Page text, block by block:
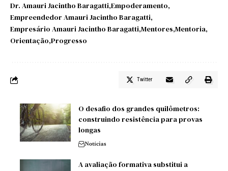
Dr. Amauri Jacintho Baragatti Empoderamento
Empreendedor Amauri Jacintho Baragatti
Empresário Amauri Jacintho Baragatti Mentores Mentoria
Orientação Progresso
Twitter
O desafio dos grandes quilômetros:
construindo resistência para provas
longas
Notícias
A avaliação formativa substitui a